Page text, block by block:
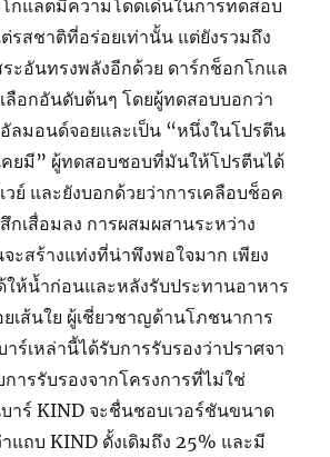
กแลตมีความโดดเด่นในการทดสอบ
ต่รสชาติที่อร่อยเท่านั้น แต่ยังรวมถึง
ะอันทรงพลังอีกด้วย ดาร์กช็อกโกแล
ลือกอันดับต้นๆ โดยผู้ทดสอบบอกว่า
ลมอนด์จอยและเป็น “หนึ่งในโปรตีน
ยมี” ผู้ทดสอบชอบที่มันให้โปรตีนได้
ย์ และยังบอกด้วยว่าการเคลือบช็อค
กเสื่อมลง การผสมผสานระหว่าง
ะสร้างแท่งที่น่าพึงพอใจมาก เพียง
ให้น้ำก่อนและหลังรับประทานอาหาร
เส้นใย ผู้เชี่ยวชาญด้านโภชนาการ
ร์เหล่านี้ได้รับการรับรองว่าปราศจา
ารรับรองจากโครงการที่ไม่ใช่
าร์ KIND จะชื่นชอบเวอร์ชันขนาด
ถบ KIND ดั้งเดิมถึง 25% และมี